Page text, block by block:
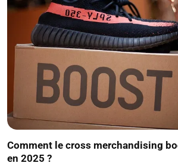
Comment le cross merchandising
en 2025 ?